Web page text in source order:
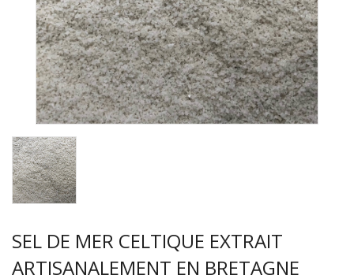
SEL DE MER CELTIQUE EXTRAIT
ARTISANALEMENT EN BRETAGNE